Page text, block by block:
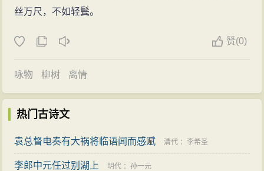
丝万尺，不如轻鬓。
赞(0)
咏物 柳树 离情
热门古诗文
袁总督电奏有大祸将临语闻而感赋 清代 ：李希圣
李郎中元任过别湖上 明代 ：孙一元